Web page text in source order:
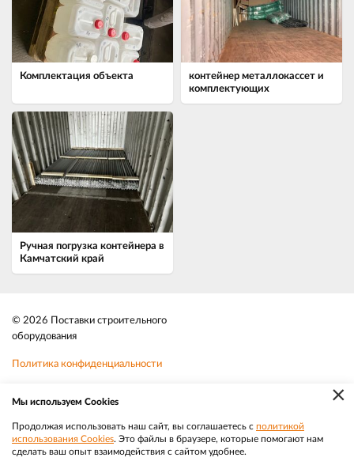
Комплектация объекта
контейнер металлокассет и
комплектующих
Ручная погрузка контейнера в
Камчатский край
© 2026 Поставки строительного
оборудования
Политика конфиденциальности
Телефон:8-800-350-3032
Электронная почта:sale@efacade.ru Разработка|Веб-аналитика
×
Мы используем Cookies
Продолжая использовать наш сайт, вы соглашаетесь с политикой
использования Cookies. Это файлы в браузере, которые помогают нам
сделать ваш опыт взаимодействия с сайтом удобнее.